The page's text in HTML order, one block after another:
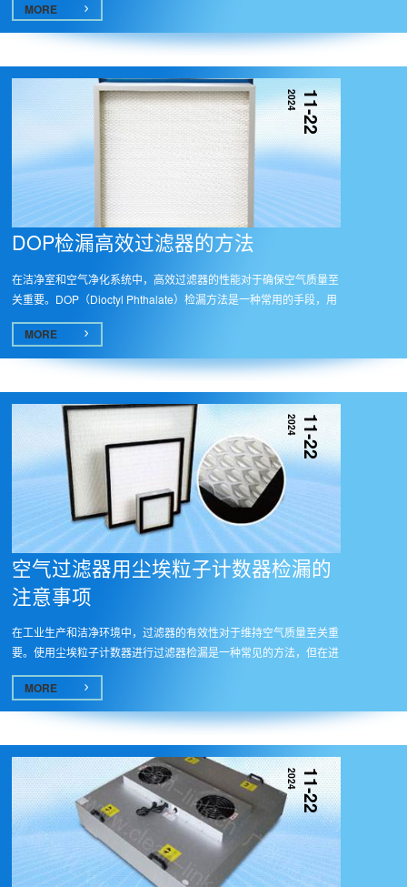
MORE
11-22
2024
DOP检漏高效过滤器的方法
在洁净室和空气净化系统中，高效过滤器的性能对于确保空气质量至
关重要。DOP（Dioctyl Phthalate）检漏方法是一种常用的手段，用
于评...
MORE
11-22
2024
空气过滤器用尘埃粒子计数器检漏的
注意事项
在工业生产和洁净环境中，过滤器的有效性对于维持空气质量至关重
要。使用尘埃粒子计数器进行过滤器检漏是一种常见的方法，但在进
行这...
MORE
11-22
2024